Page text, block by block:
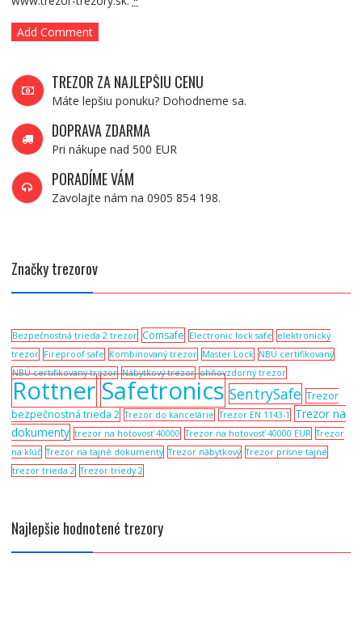
TREZOR ZA NAJLEPŠIU CENU
Máte lepšiu ponuku? Dohodneme sa.
DOPRAVA ZDARMA
Pri nákupe nad 500 EUR
PORADÍME VÁM
Zavolajte nám na 0905 854 198.
Značky trezorov
Bezpečnostná trieda 2 trezor Comsafe Electronic lock safe elektronický
trezor Fireproof safe Kombinovaný trezor Master Lock NBÚ certifikovaný
NBÚ certifikovaný trezor Nábytkový trezor ohňovzdorný trezor
RottnerSafetronics SentrySafe Trezor
bezpečnostná trieda 2 Trezor do kancelárie Trezor EN 1143-1
Trezor na
dokumenty trezor na hotovosť 40000 Trezor na hotovosť 40000 EUR Trezor
na kľúč Trezor na tajné dokumenty Trezor nábytkový Trezor prísne tajné
trezor trieda 2 Trezor triedy 2
Najlepšie hodnotené trezory